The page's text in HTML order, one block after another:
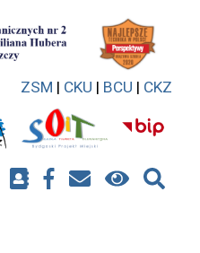
ZSM | CKU | BCU | CKZ